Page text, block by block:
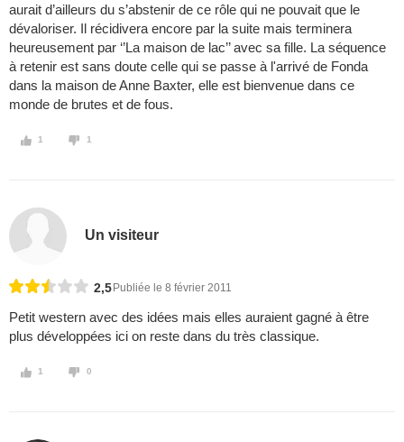
aurait d’ailleurs du s’abstenir de ce rôle qui ne pouvait que le
dévaloriser. Il récidivera encore par la suite mais terminera
heureusement par ‘’La maison de lac’’ avec sa fille. La séquence
à retenir est sans doute celle qui se passe à l'arrivé de Fonda
dans la maison de Anne Baxter, elle est bienvenue dans ce
monde de brutes et de fous.
1 1
Un visiteur
2,5 Publiée le 8 février 2011
Petit western avec des idées mais elles auraient gagné à être
plus développées ici on reste dans du très classique.
1 0